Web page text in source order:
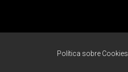
Política sobre Cookies